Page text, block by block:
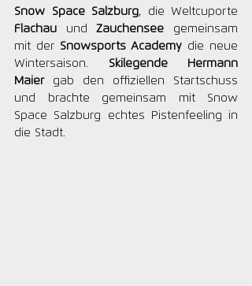
Snow Space Salzburg
Flachau und Zauchensee gemeinsam
mit der Snowsports Academy die neue
Wintersaison. Skilegende Hermann
Maier gab den offiziellen Startschuss
und brachte gemeinsam mit Snow
Space Salzburg echtes Pistenfeeling in
die Stadt.